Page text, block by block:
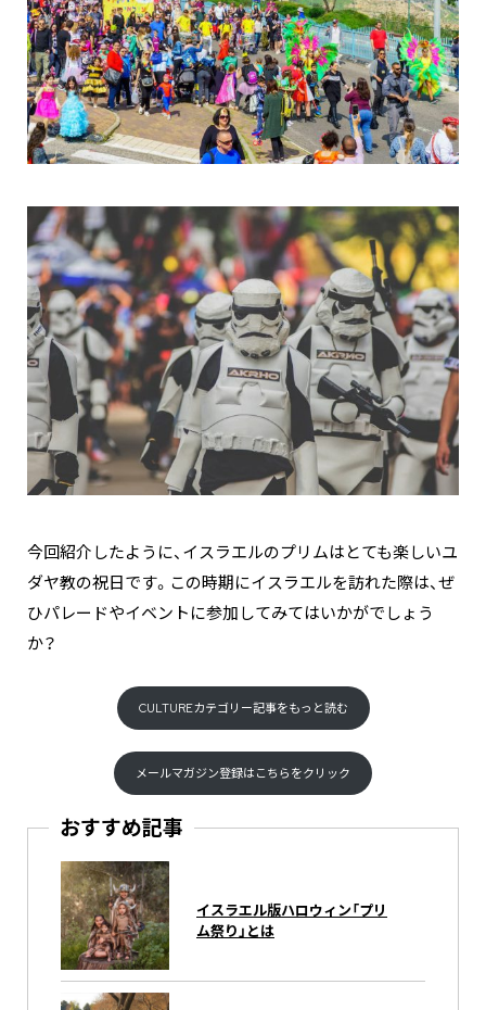
今回紹介したように、イスラエルのプリムはとても楽しいユ
ダヤ教の祝日です。この時期にイスラエルを訪れた際は、ぜ
ひパレードやイベントに参加してみてはいかがでしょう
か？
CULTUREカテゴリー記事をもっと読む
メールマガジン登録はこちらをクリック
おすすめ記事
イスラエル版ハロウィン「プリ
ム祭り」とは